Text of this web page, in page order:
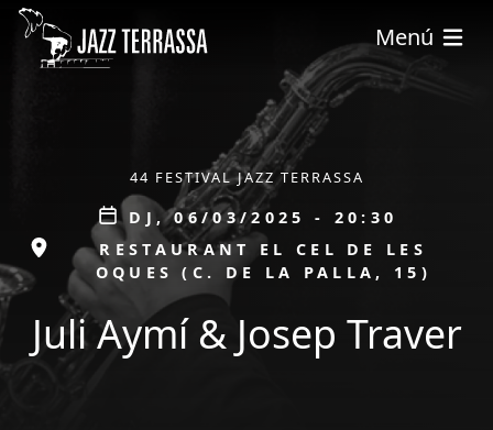
Vés al contingut
Menú
44 FESTIVAL JAZZ TERRASSA
Data
DJ, 06/03/2025 - 20:30
ESPAIRESTAURANT EL CEL DE LES
OQUES (C. DE LA PALLA, 15)
Juli Aymí & Josep Traver